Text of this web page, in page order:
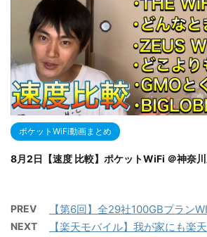
ポケットWiFi動画まとめ
8月2日【速度 比較】ポケットWiFi ＠神奈
PREV 【第6回】全29社100GBプラン
NEXT
【楽天モバイル】我が家にも楽